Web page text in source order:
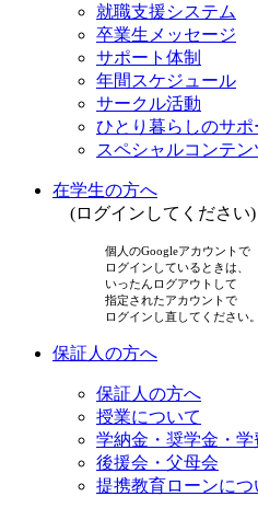
就職支援システム
卒業生メッセージ
サポート体制
年間スケジュール
サークル活動
ひとり暮らしのサポ
スペシャルコンテン
在学生の方へ
(ログインしてください)
個人のGoogleアカウントで
ログインしているときは、
いったんログアウトして
指定されたアカウントで
ログインし直してください。
保証人の方へ
保証人の方へ
授業について
学納金・奨学金・
後援会・父母会
提携教育ローンにつ